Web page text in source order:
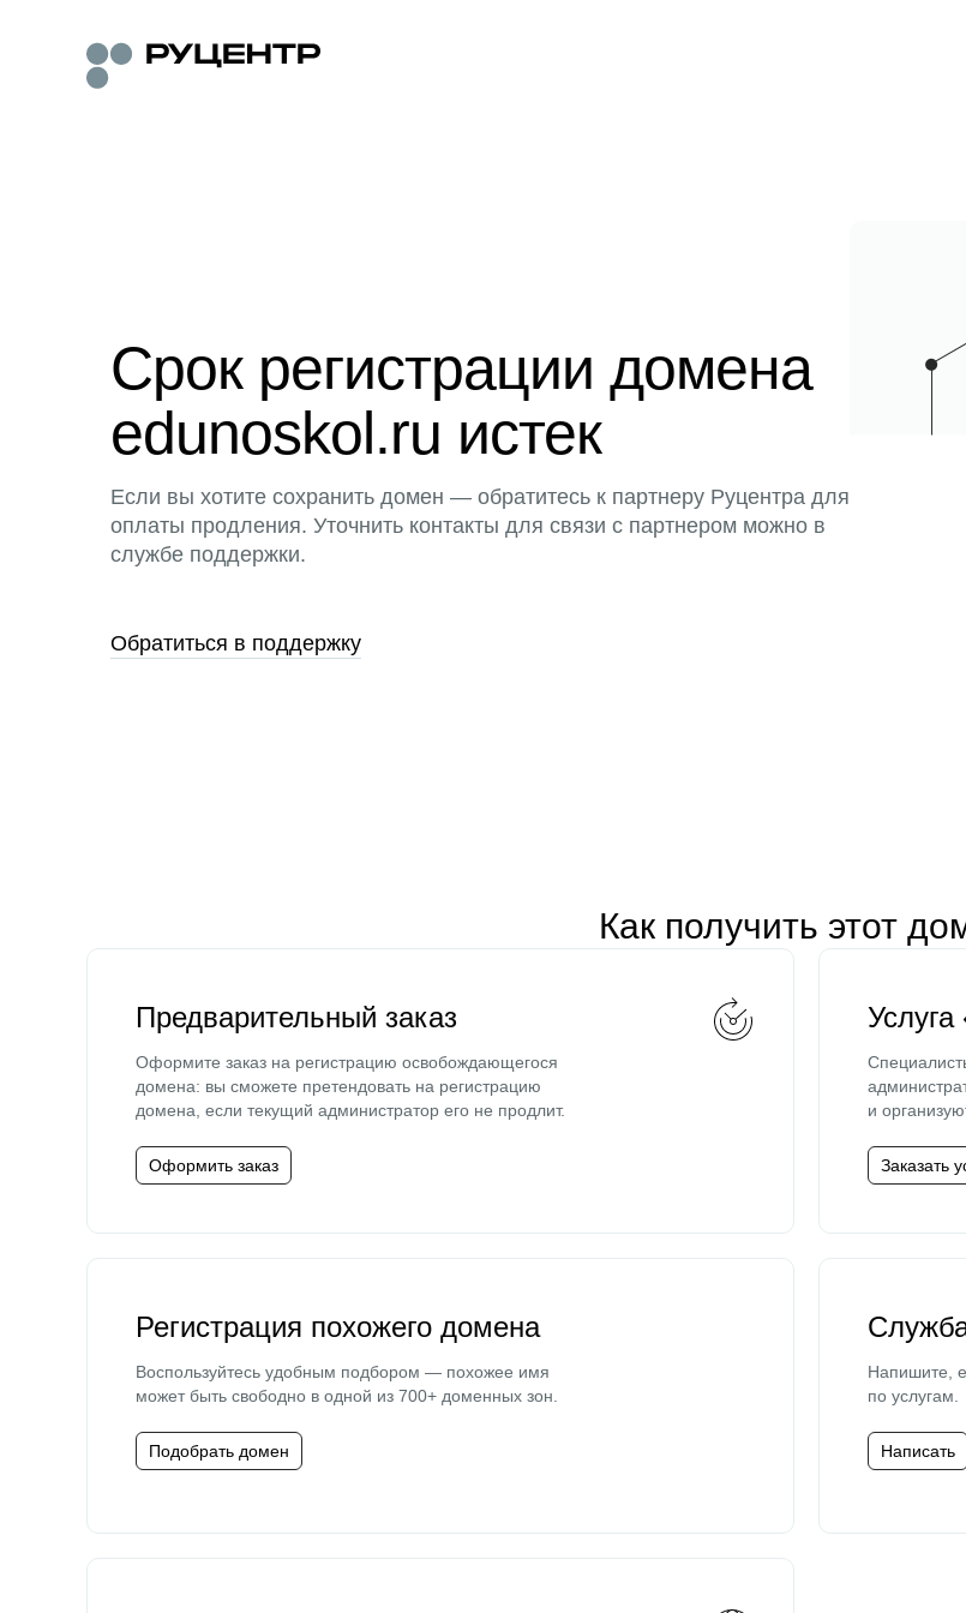
Срок регистрации домена
edunoskol.ru истек
Если вы хотите сохранить домен — обратитесь к партнеру Руцентра для
оплаты продления. Уточнить контакты для связи с партнером можно в
службе поддержки.
Обратиться в поддержку
Как получить этот
Предварительный заказ
Оформите заказ на регистрацию освобождающегося
домена: вы сможете претендовать на регистрацию
домена, если текущий администратор его не продлит.
Оформить заказ
и
Заказать
Регистрация похожего домена
Воспользуйтесь удобным подбором — похожее имя
может быть свободно в одной из 700+ доменных зон.
Подобрать домен
Напишите,
по услугам.
Написать